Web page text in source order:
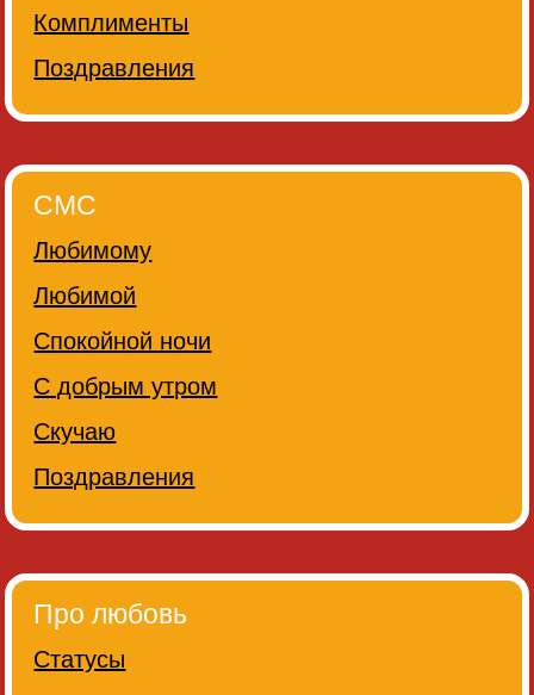
Комплименты
Поздравления
СМС
Любимому
Любимой
Спокойной ночи
С добрым утром
Скучаю
Поздравления
Про любовь
Статусы